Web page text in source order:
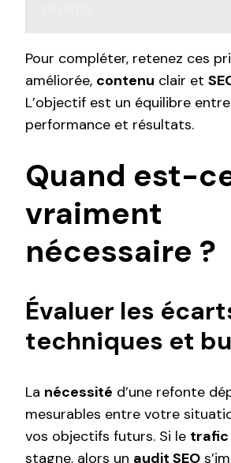
Pour compléter, retenez ces
améliorée, contenu clair et
L’objectif est un équilibre
performance et résultats.
Quand est-
vraiment
nécessaire ?
Évaluer les
techniques et
La nécessité d’une refonte
mesurables entre votre
vos objectifs futurs. Si le trafic
stagne, alors un audit SEO